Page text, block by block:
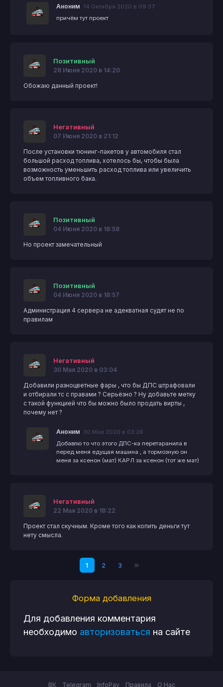
Аноним 14 Октября 2020 в 09:37
причём тут проект
Позитивный
28 Июня 2020 в 14:20
Обожаю данный проект!
Негативный
07 Июня 2020 в 21:12
После установки тюнинг-пакетов у автомобиля стал
большой расход топлива, хотелось бы, чтобы была
возможность уменьшить расход топлива или увеличить
объем топливного бака.
Позитивный
04 Июня 2020 в 18:58
Но проект замечательный
Позитивный
04 Июня 2020 в 18:57
Администрация 4 сервера не адекватная судят не по
правилам
Негативный
30 Мая 2020 в 03:04
Добавили разноцветные фары , что бы ДПС штрафовали
и отбирали тс с правами ? Серьёзно ? Ну добавьте метку
с такой функцией что бы можно было продать вирты ,
почему нет ?
Аноним 30 Мая 2020 в 03:26
Добавлю то что этого ДПС-ка перетаранила в
перед меня едущая машина , а тормозную он
меня за ксенон (мат) КАРЛ за ксенон (тот же мат)
Негативный
22 Мая 2020 в 18:22
Проект стал скучным. Кроме того как копить деньги тут
нету смысла.
1 2 3
Форма добавления
Для добавления комментария
необходимо авторизоваться на сайте
ВК Telegram InfoPay Правила О Нас